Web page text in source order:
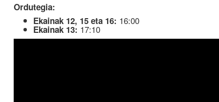
Ordutegia:
Ekainak 12, 15 eta 16: 16:00
Ekainak 13: 17:10